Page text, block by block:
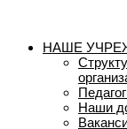
НАШЕ
Наши